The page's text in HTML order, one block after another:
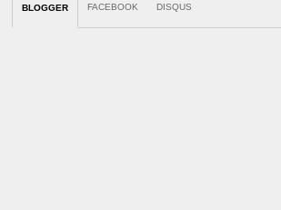
BLOGGER FACEBOOK DISQUS